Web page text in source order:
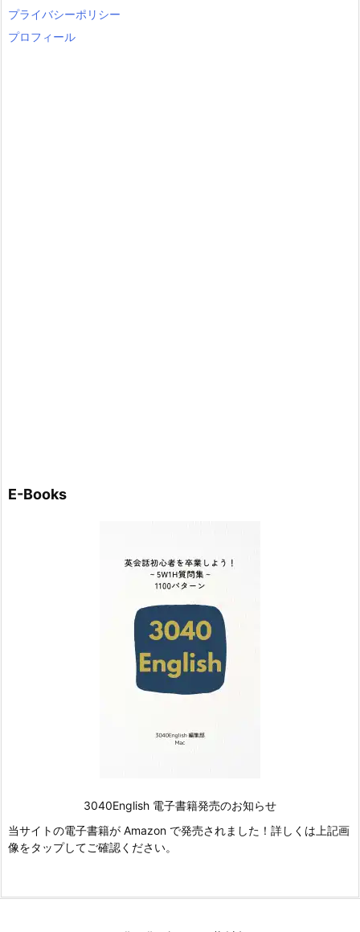
プライバシーポリシー
プロフィール
E-Books
3040English 電子書籍発売のお知らせ
当サイトの電子書籍が Amazon で発売されました！詳しくは上記画
像をタップしてご確認ください。